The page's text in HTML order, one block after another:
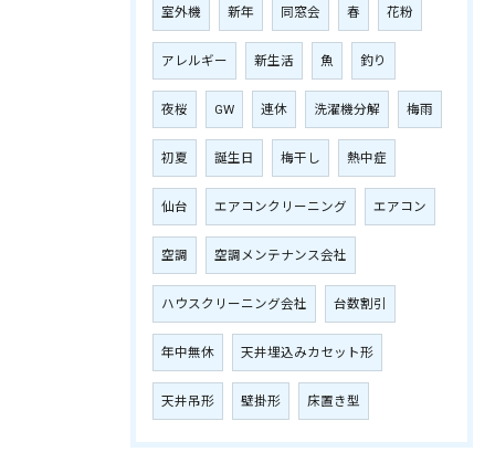
室外機 新年 同窓会 春 花粉
アレルギー 新生活 魚 釣り
夜桜 GW 連休 洗濯機分解 梅雨
初夏 誕生日 梅干し 熱中症
仙台 エアコンクリーニング エアコン
空調 空調メンテナンス会社
ハウスクリーニング会社 台数割引
年中無休 天井埋込みカセット形
天井吊形 壁掛形 床置き型